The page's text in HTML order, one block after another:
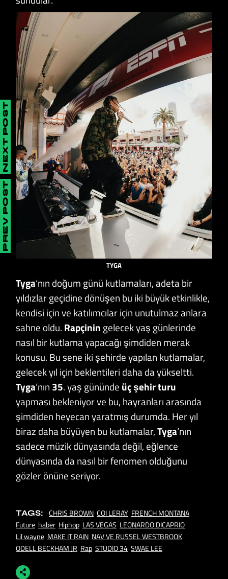
TYGA
Tyga‘nın doğum günü kutlamaları, adeta bir
yıldızlar geçidine dönüşen bu iki büyük etkinlikle,
kendisi için ve katılımcılar için unutulmaz anlara
sahne oldu. Rapçinin gelecek yaş günlerinde
nasıl bir kutlama yapacağı şimdiden merak
konusu. Bu sene iki şehirde yapılan kutlamalar,
gelecek yıl için beklentileri daha da yükseltti.
Tyga‘nın 35. yaş gününde üç şehir turu
yapması bekleniyor ve bu, hayranları arasında
şimdiden heyecan yaratmış durumda. Her yıl
biraz daha büyüyen bu kutlamalar,Tyga‘nın
sadece müzik dünyasında değil, eğlence
dünyasında da nasıl bir fenomen olduğunu
gözler önüne seriyor.
TAGS: CHRIS BROWN COI LERAY FRENCH MONTANA
Future haber Hiphop LAS VEGAS LEONARDO DICAPRIO
Lil wayne MAKE IT RAIN NAV VE RUSSEL WESTBROOK
ODELL BECKHAM JR Rap STUDIO 34 SWAE LEE
PREV POST
NEXT POST